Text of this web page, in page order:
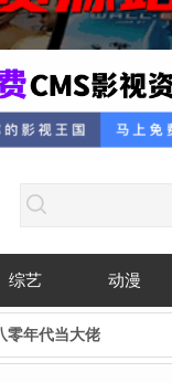
综艺 动漫
零年代当大佬